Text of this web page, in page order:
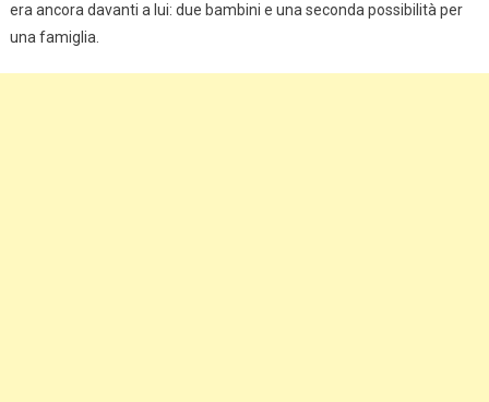
era ancora davanti a lui: due bambini e una seconda possibilità per
una famiglia.